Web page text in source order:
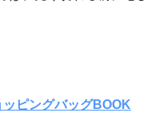
ピングバッグBOOK